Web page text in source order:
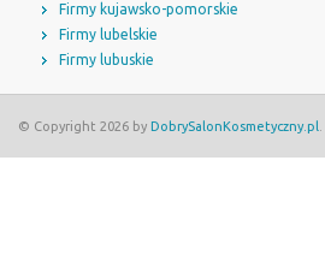
Firmy kujawsko-pomorskie
Firmy lubelskie
Firmy lubuskie
© Copyright 2026 by DobrySalonKosmetyczny.pl